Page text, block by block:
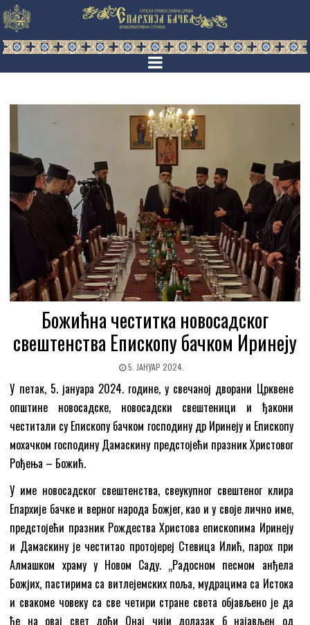
Божићна честитка новосадског
свештенства Епископу бачком Иринеју
5. ЈАНУАР 2024.
У петак, 5. јануара 2024. године, у свечаној дворани Црквене
општине новосадске, новосадски свештеници и ђакони
честитали су Епископу бачком господину др Иринеју и Епископу
мохачком господину Дамаскину предстојећи празник Христовог
Рођења – Божић.
У име новосадског свештенства, свеукупног свештеног клира
Епархије бачке и верног народа Божјег, као и у своје лично име,
предстојећи празник Рождества Христова епископима Иринеју
и Дамаскину је честитао протојереј Стевица Илић, парох при
Алмашком храму у Новом Саду. „Радосном песмом анђела
Божјих, пастирима са витлејемских поља, мудрацима са Истока
и свакоме човеку са све четири стране света објављено је да
ће на овај свет доћи Онај чији долазак бӣ најављен од